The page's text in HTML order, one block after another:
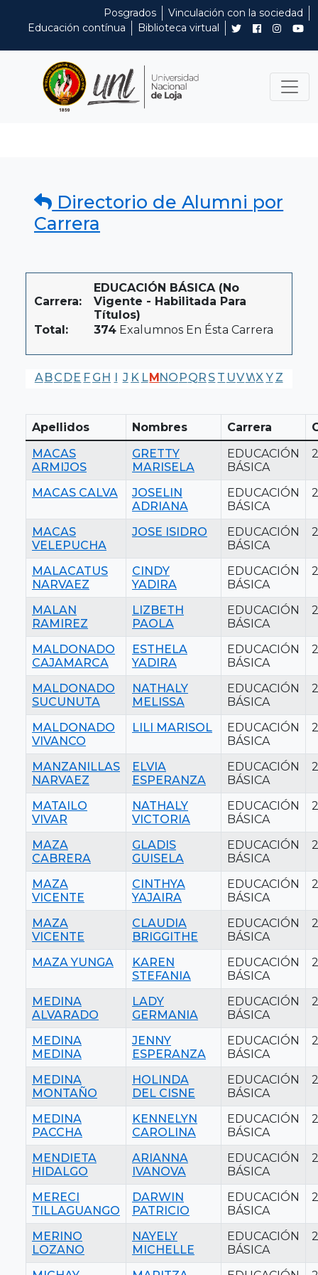
Posgrados
Vinculación con la sociedad
Educación contínua
Biblioteca virtual
Directorio de Alumni por
Carrera
Carrera:
EDUCACIÓN BÁSICA (No
Vigente - Habilitada Para
Títulos)
Total:
374 Exalumnos En Ésta Carrera
A BC DE F G H I J K LMNO PQR S T UVWX Y Z
Apellidos Nombres Carrera
MACAS
ARMIJOS
GRETTY
MARISELA
EDUCACIÓN
BÁSICA
MACAS CALVA
JOSELIN
ADRIANA
EDUCACIÓN
BÁSICA
MACAS
VELEPUCHA
JOSE ISIDRO
EDUCACIÓN
BÁSICA
MALACATUS
NARVAEZ
CINDY
YADIRA
EDUCACIÓN
BÁSICA
MALAN
RAMIREZ
LIZBETH
PAOLA
EDUCACIÓN
BÁSICA
MALDONADO
CAJAMARCA
ESTHELA
YADIRA
EDUCACIÓN
BÁSICA
MALDONADO
SUCUNUTA
NATHALY
MELISSA
EDUCACIÓN
BÁSICA
MALDONADO
VIVANCO
LILI MARISOL
EDUCACIÓN
BÁSICA
MANZANILLAS
NARVAEZ
ELVIA
ESPERANZA
EDUCACIÓN
BÁSICA
MATAILO
VIVAR
NATHALY
VICTORIA
EDUCACIÓN
BÁSICA
MAZA
CABRERA
GLADIS
GUISELA
EDUCACIÓN
BÁSICA
MAZA
VICENTE
CINTHYA
YAJAIRA
EDUCACIÓN
BÁSICA
MAZA
VICENTE
CLAUDIA
BRIGGITHE
EDUCACIÓN
BÁSICA
MAZA YUNGA
KAREN
STEFANIA
EDUCACIÓN
BÁSICA
MEDINA
ALVARADO
LADY
GERMANIA
EDUCACIÓN
BÁSICA
MEDINA
MEDINA
JENNY
ESPERANZA
EDUCACIÓN
BÁSICA
MEDINA
MONTAÑO
HOLINDA
DEL CISNE
EDUCACIÓN
BÁSICA
MEDINA
PACCHA
KENNELYN
CAROLINA
EDUCACIÓN
BÁSICA
MENDIETA
HIDALGO
ARIANNA
IVANOVA
EDUCACIÓN
BÁSICA
MERECI
TILLAGUANGO
DARWIN
PATRICIO
EDUCACIÓN
BÁSICA
MERINO
LOZANO
NAYELY
MICHELLE
EDUCACIÓN
BÁSICA